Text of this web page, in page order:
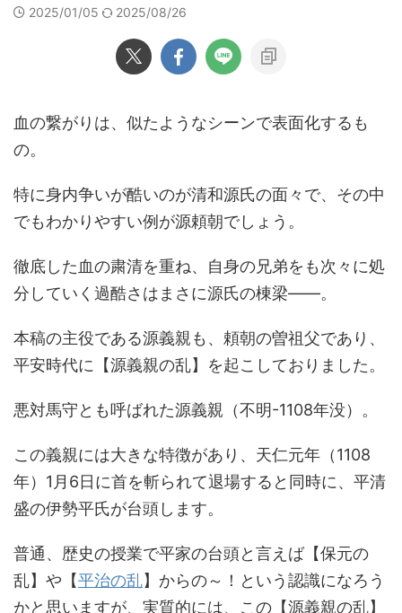
2025/01/05 2025/08/26
血の繋がりは、似たようなシーンで表面化するも
の。
特に身内争いが酷いのが清和源氏の面々で、その中
でもわかりやすい例が源頼朝でしょう。
徹底した血の粛清を重ね、自身の兄弟をも次々に処
分していく過酷さはまさに源氏の棟梁――。
本稿の主役である源義親も、頼朝の曽祖父であり、
平安時代に【源義親の乱】を起こしておりました。
悪対馬守とも呼ばれた源義親（不明-1108年没）。
この義親には大きな特徴があり、天仁元年（1108
年）1月6日に首を斬られて退場すると同時に、平清
盛の伊勢平氏が台頭します。
普通、歴史の授業で平家の台頭と言えば【保元の
乱】や【平治の乱】からの～！という認識になろう
かと思いますが、実質的には、この【源義親の乱】